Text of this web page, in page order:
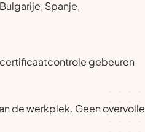
Spanje,
gebeuren
de werkplek. Geen overvolle